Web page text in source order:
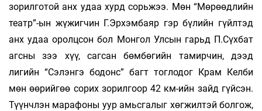
зорилготой анх удаа хурд сорьжээ. Мөн “Мөрөөдлийн
театр”-ын жүжигчин Г.Эрхэмбаяр гэр бүлийн гүйлтэд
анх удаа оролцсон бол Монгол Улсын гарьд П.Сүхбат
агсны зээ хүү, сагсан бөмбөгийн тамирчин, дээд
лигийн “Сэлэнгэ бодонс” багт тоглодог Крам Келби
мөн өөрийгөө сорих зорилгоор 42 км-ийн зайд гүйсэн.
Түүнчлэн марафоны уур амьсгалыг хөгжилтэй болгож,